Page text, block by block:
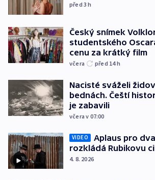
před 3h
Český snímek
studentského
cenu za krátký film
včera před 14h
Nacisté sváželi
bednách. Čeští
je zabavili
včera v 07:00
VIDEO
Aplaus pro
rozkládá Rubikovu
4. 8. 2026